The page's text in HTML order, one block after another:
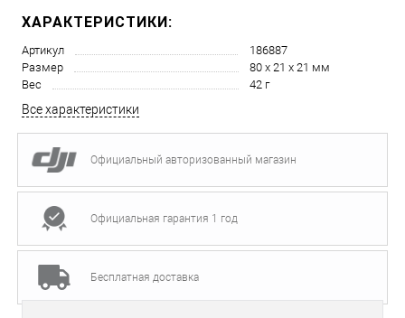
ХАРАКТЕРИСТИКИ:
Артикул
186887
Размер
80 х 21 х 21 мм
Вес
42 г
Все характеристики
Официальный авторизованный магазин
Официальная гарантия 1 год
Бесплатная доставка